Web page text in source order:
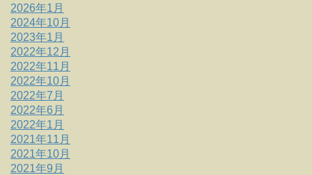
2026年1月
2024年10月
2023年1月
2022年12月
2022年11月
2022年10月
2022年7月
2022年6月
2022年1月
2021年11月
2021年10月
2021年9月